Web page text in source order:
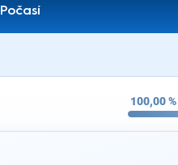
Počasí
100,00%